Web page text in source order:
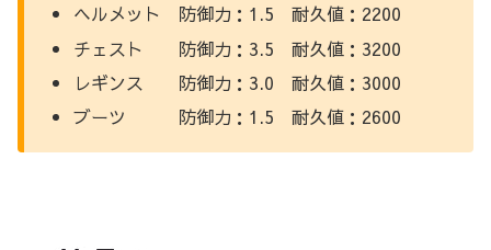
ヘルメット 防御力：1.5 耐久値：2200
チェスト 防御力：3.5 耐久値：3200
レギンス 防御力：3.0 耐久値：3000
ブーツ 防御力：1.5 耐久値：2600